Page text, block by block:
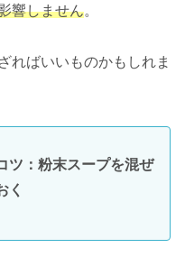
響しません。
ればいいものかもしれま
ツ： 粉末スープを混ぜ
く